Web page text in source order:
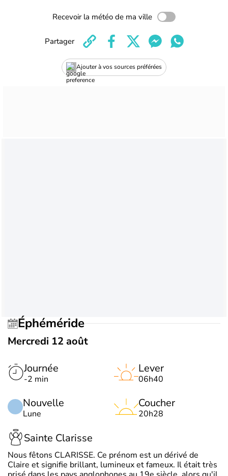
Recevoir la météo de ma ville
Ajouter à vos sources préférées
Partager
Éphéméride
Mercredi 12 août
Journée
-2 min
Nouvelle
Lune
Lever
06h40
Coucher
20h28
Sainte Clarisse
Nous fêtons CLARISSE. Ce prénom est un dérivé de
Claire et signifie brillant, lumineux et fameux. Il était très